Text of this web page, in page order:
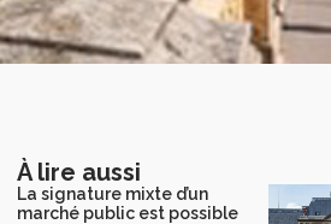
À lire aussi
La signature mixte d’un
marché public est possible